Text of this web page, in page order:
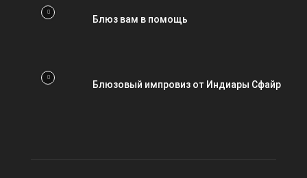
Блюз вам в помощь
Блюзовый импровиз от Индиары Сфайр